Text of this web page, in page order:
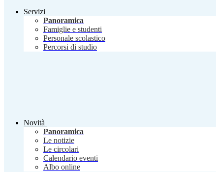
Servizi
Panoramica
Famiglie e studenti
Personale scolastico
Percorsi di studio
Novità
Panoramica
Le notizie
Le circolari
Calendario eventi
Albo online